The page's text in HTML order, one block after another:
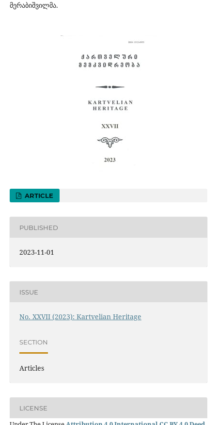
მერაბიშვილმა.
ARTICLE
PUBLISHED
2023-11-01
ISSUE
No. XXVII (2023): Kartvelian Heritage
SECTION
Articles
LICENSE